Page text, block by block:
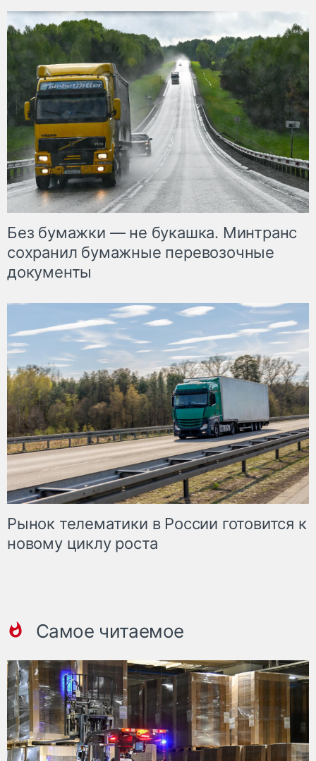
Без бумажки — не букашка. Минтранс
сохранил бумажные перевозочные
документы
Рынок телематики в России готовится к
новому циклу роста
Самое читаемое